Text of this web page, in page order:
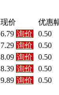
现价 优惠
6.79 询价 0.50
7.29 询价 0.50
8.09 询价 0.50
8.39 询价 0.50
9.89 询价 0.50